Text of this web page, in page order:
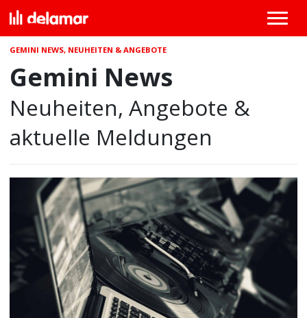
GEMINI NEWS, NEUHEITEN & ANGEBOTE
Gemini News
Neuheiten, Angebote &
aktuelle Meldungen